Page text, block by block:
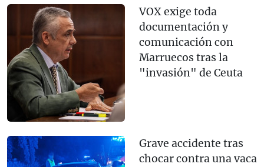
VOX exige toda
documentación y
comunicación con
Marruecos tras la
"invasión" de Ceuta
Grave accidente tras
chocar contra una vaca